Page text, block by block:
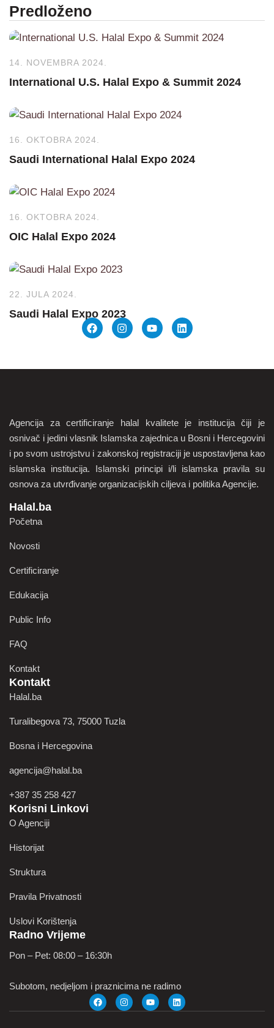
Predloženo
14. NOVEMBRA 2024.
International U.S. Halal Expo & Summit 2024
16. OKTOBRA 2024.
Saudi International Halal Expo 2024
16. OKTOBRA 2024.
OIC Halal Expo 2024
22. JULA 2024.
Saudi Halal Expo 2023
Agencija za certificiranje halal kvalitete je institucija čiji je
osnivač i jedini vlasnik Islamska zajednica u Bosni i Hercegovini
i po svom ustrojstvu i zakonskoj registraciji je uspostavljena kao
islamska institucija. Islamski principi i/li islamska pravila su
osnova za utvrđivanje organizacijskih ciljeva i politika Agencije.
Halal.ba
Početna
Novosti
Certificiranje
Edukacija
Public Info
FAQ
Kontakt
Kontakt
Halal.ba
Turalibegova 73, 75000 Tuzla
Bosna i Hercegovina
agencija@halal.ba
+387 35 258 427
Korisni Linkovi
O Agenciji
Historijat
Struktura
Pravila Privatnosti
Uslovi Korištenja
Radno Vrijeme
Pon – Pet: 08:00 – 16:30h
Subotom, nedjeljom i praznicima ne radimo